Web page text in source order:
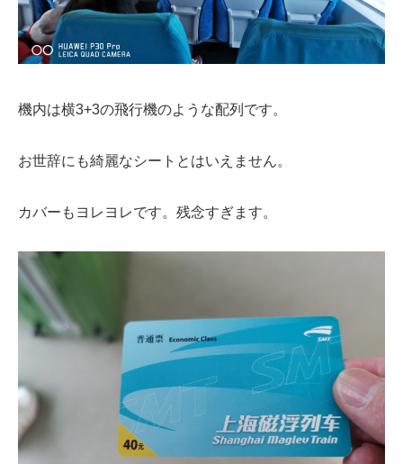
機内は横3+3の飛行機のような配列です。
お世辞にも綺麗なシートとはいえません。
カバーもヨレヨレです。残念すぎます。